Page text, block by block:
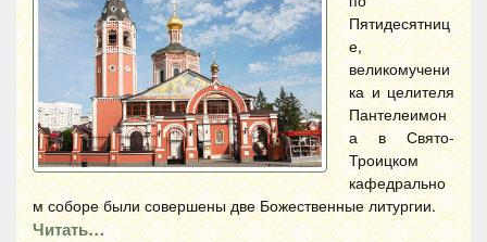
Пятидесятниц
е,
великомучени
ка и целителя
Пантелеимон
а в Свято-
Троицком
кафедрально
м соборе были совершены две Божественные литургии.
Читать…